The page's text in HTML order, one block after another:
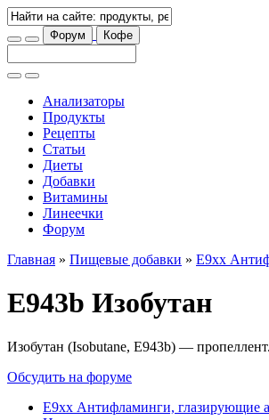
Форум Кофе
Анализаторы
Продукты
Рецепты
Статьи
Диеты
Добавки
Витамины
Линеечки
Форум
Главная » Пищевые добавки » E9xx
E943b Изобутан
Изобутан (Isobutane, E943b) — пропеллент.
Обсудить на форуме
E9xx Антифламинги, глазирующие